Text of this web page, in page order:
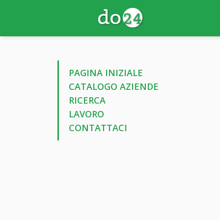
PAGINA INIZIALE
CATALOGO AZIENDE
RICERCA
LAVORO
CONTATTACI